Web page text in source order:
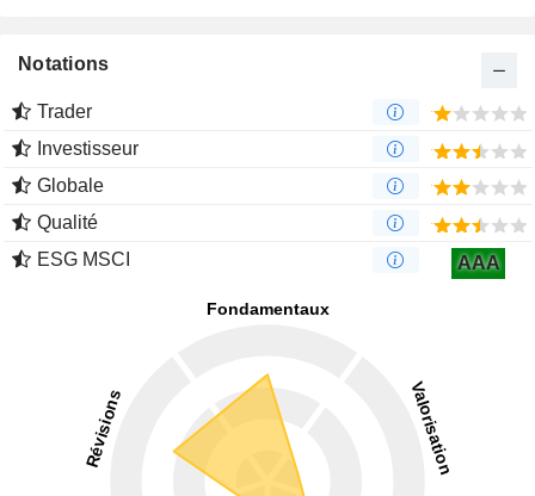
Notations
Trader
Investisseur
Globale
Qualité
ESG MSCI
AAA